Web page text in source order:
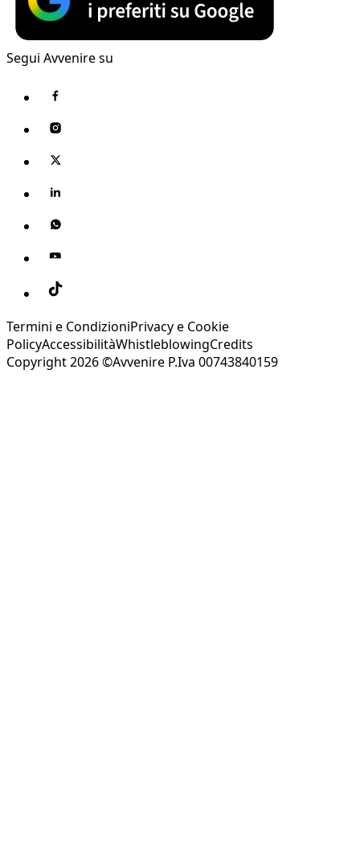
Segui Avvenire su
Termini e CondizioniPrivacy e Cookie
PolicyAccessibilitàWhistleblowingCredits
Copyright 2026 ©Avvenire P.Iva 00743840159